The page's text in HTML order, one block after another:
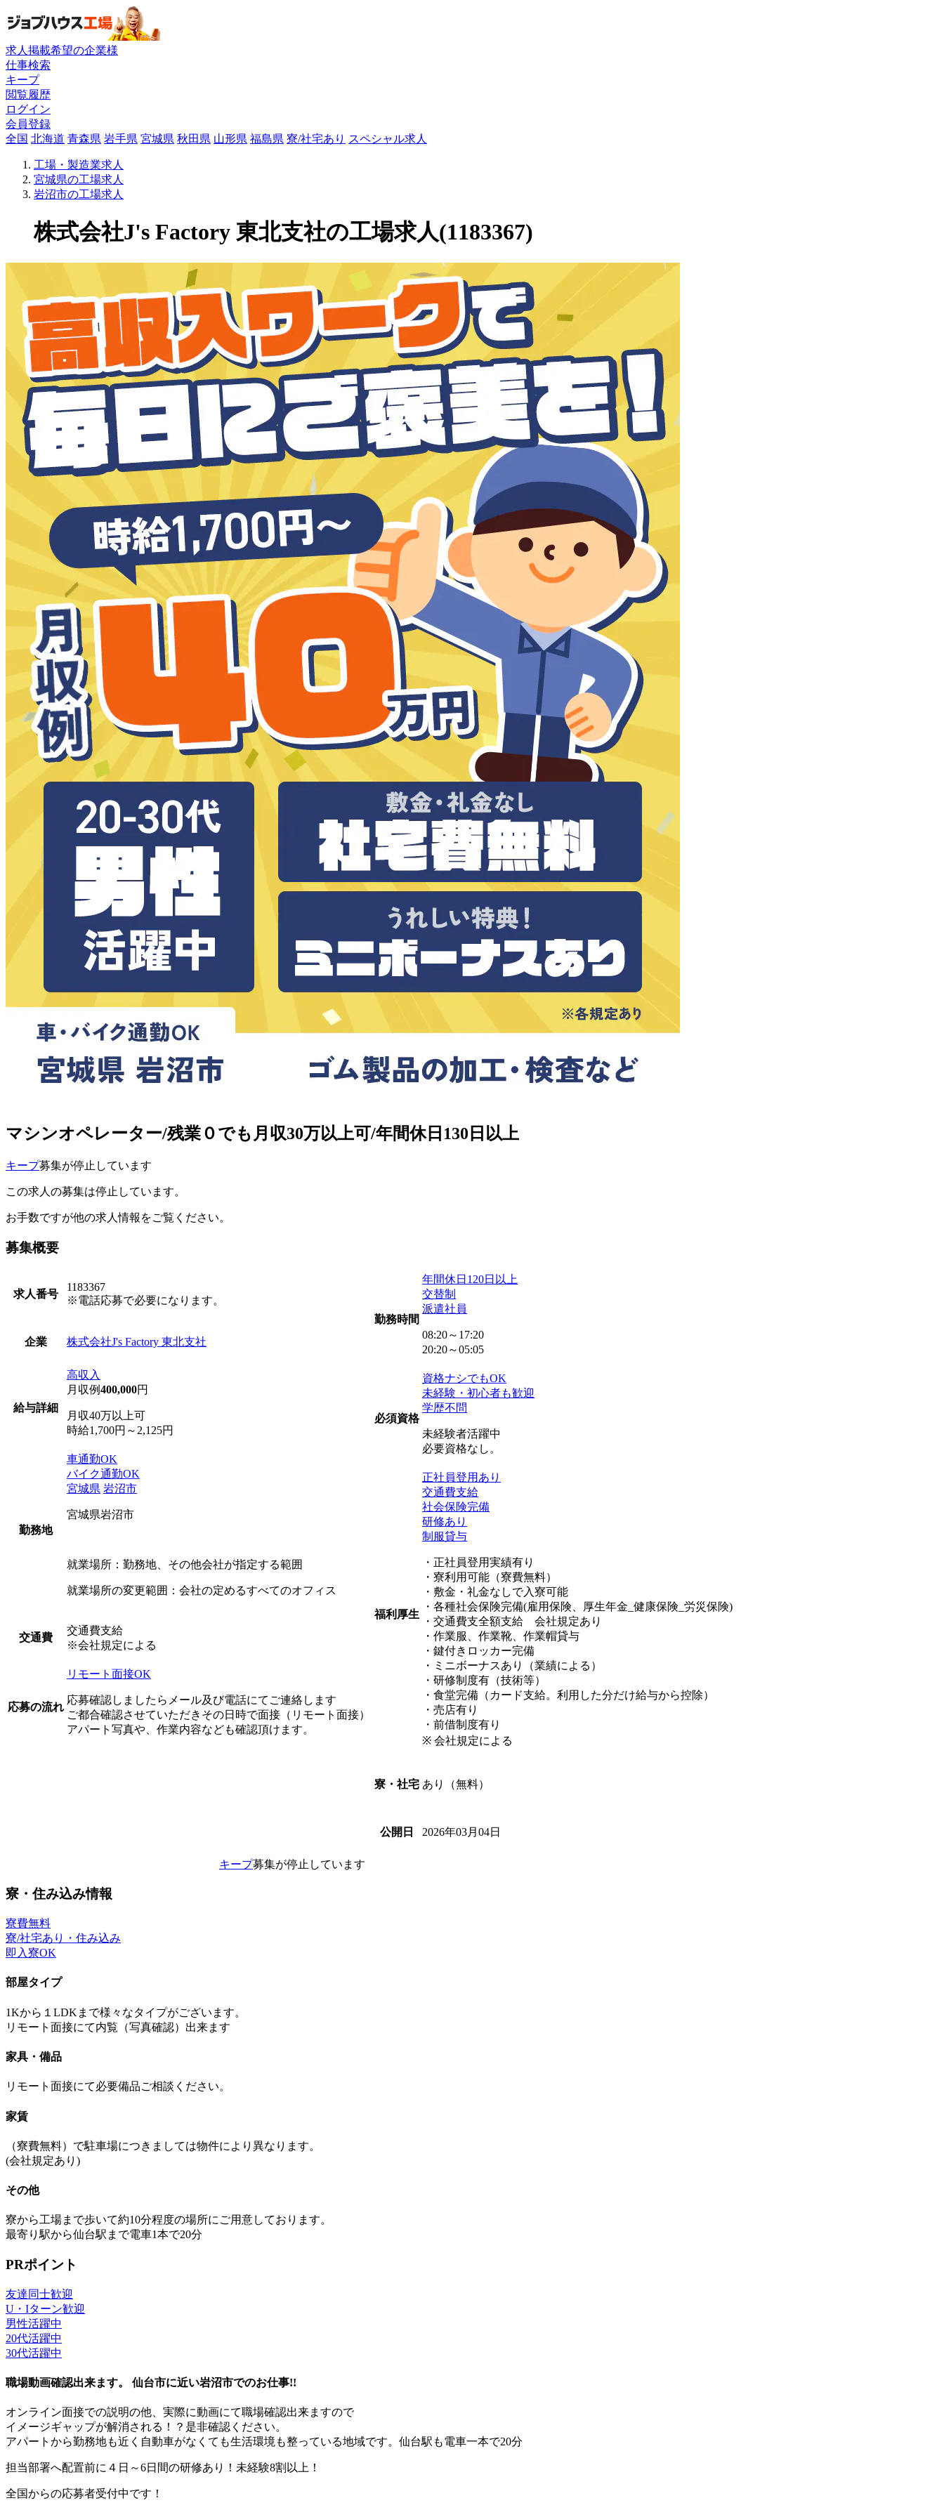
求人掲載希望の企業様
仕事検索
キープ
閲覧履歴
ログイン
会員登録
全国 北海道 青森県 岩手県 宮城県 秋田県 山形県 福島県 寮/社宅あり スペシャル求人
工場・製造業求人
宮城県の工場求人
岩沼市の工場求人
株式会社J's Factory 東北支社の工場求人(1183367)
マシンオペレーター/残業０でも月収30万以上可/年間休日130日以上
キープ募集が停止しています
この求人の募集は停止しています。
お手数ですが他の求人情報をご覧ください。
募集概要
求人番号
1183367
※電話応募で必要になります。
企業 株式会社J's Factory 東北支社
給与詳細
高収入
月収例400,000円
月収40万以上可
時給1,700円～2,125円
勤務地
車通勤OK
バイク通勤OK
宮城県 岩沼市
宮城県岩沼市
就業場所：勤務地、その他会社が指定する範囲
就業場所の変更範囲：会社の定めるすべてのオフィス
交通費
交通費支給
※会社規定による
応募の流れ
リモート面接OK
応募確認しましたらメール及び電話にてご連絡します
ご都合確認させていただきその日時で面接（リモート面接）
アパート写真や、作業内容なども確認頂けます。
勤務時間
年間休日120日以上
交替制
派遣社員
08:20～17:20
20:20～05:05
必須資格
資格ナシでもOK
未経験・初心者も歓迎
学歴不問
未経験者活躍中
必要資格なし。
福利厚生
正社員登用あり
交通費支給
社会保険完備
研修あり
制服貸与
・正社員登用実績有り
・寮利用可能（寮費無料）
・敷金・礼金なしで入寮可能
・各種社会保険完備(雇用保険、厚生年金_健康保険_労災保険)
・交通費支全額支給 会社規定あり
・作業服、作業靴、作業帽貸与
・鍵付きロッカー完備
・ミニボーナスあり（業績による）
・研修制度有（技術等）
・食堂完備（カード支給。利用した分だけ給与から控除）
・売店有り
・前借制度有り
※ 会社規定による
寮・社宅 あり（無料）
公開日 2026年03月04日
キープ募集が停止しています
寮・住み込み情報
寮費無料
寮/社宅あり・住み込み
即入寮OK
部屋タイプ
1Kから１LDKまで様々なタイプがございます。
リモート面接にて内覧（写真確認）出来ます
家具・備品
リモート面接にて必要備品ご相談ください。
家賃
（寮費無料）で駐車場につきましては物件により異なります。
(会社規定あり)
その他
寮から工場まで歩いて約10分程度の場所にご用意しております。
最寄り駅から仙台駅まで電車1本で20分
PRポイント
友達同士歓迎
U・Iターン歓迎
男性活躍中
20代活躍中
30代活躍中
職場動画確認出来ます。 仙台市に近い岩沼市でのお仕事!!
オンライン面接での説明の他、実際に動画にて職場確認出来ますので
イメージギャップが解消される！？是非確認ください。
アパートから勤務地も近く自動車がなくても生活環境も整っている地域です。仙台駅も電車一本で20分
担当部署へ配置前に４日～6日間の研修あり！未経験8割以上！
全国からの応募者受付中です！